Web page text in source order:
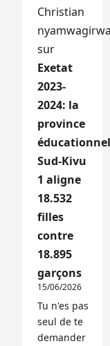
Christian
sur
Exetat
2023-
2024: la
province
Sud-Kivu
1 aligne
18.532
filles
contre
18.895
garçons
15/06/2026
Tu n'es pas
seul de te
demander